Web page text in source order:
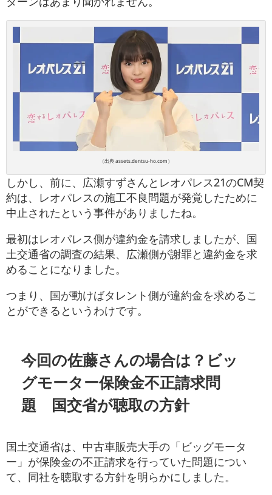
（出典 assets.dentsu-ho.com）
しかし、前に、広瀬すずさんとレオパレス21のCM契
約は、レオパレスの施工不良問題が発覚したために
中止されたという事件がありましたね。
最初はレオパレス側が違約金を請求しましたが、国
土交通省の調査の結果、広瀬側が謝罪と違約金を求
めることになりました。
つまり、国が動けばタレント側が違約金を求めるこ
とができるというわけです。
今回の佐藤さんの場合は？ビッ
グモーター保険金不正請求問
題 国交省が聴取の方針
国土交通省は、中古車販売大手の「ビッグモータ
ー」が保険金の不正請求を行っていた問題につい
て、同社を聴取する方針を明らかにしました。